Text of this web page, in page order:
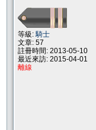
等級:騎士
文章: 57
註冊時間: 2013-05-10
最近來訪: 2015-04-01
離線